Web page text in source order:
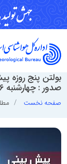
بولتن پنج روزه
صدور : چهارشنبه 6 خرداد ماه 1405
صفحه نخست